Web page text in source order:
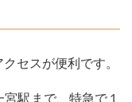
セスが便利です。
駅まで、特急で１